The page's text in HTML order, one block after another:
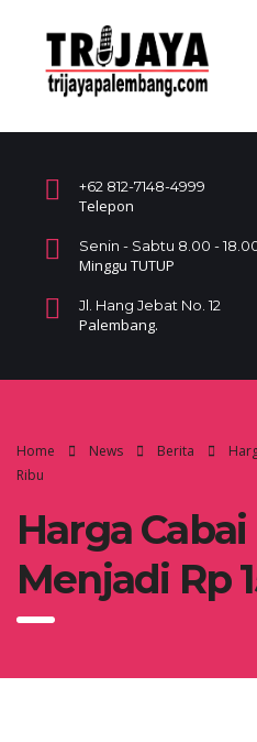
+62 812-7148-4999
Telepon
Senin - Sabtu 8.00 -
Minggu TUTUP
Jl. Hang Jebat No. 12
Palembang.
Home News Berita
Ribu
Harga
Menjadi Rp